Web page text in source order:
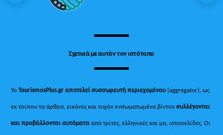
Σχετικά με αυτόν τον ιστότοπο
ΤοTourismosPlus.gr αποτελεί συσσωρευτή περιεχομένου (aggregator), ως
εκ τούτου τα άρθρα, εικόνες και τυχόν ενσωματωμένα βίντεοσυλλέγονται
και προβάλλονται αυτόματααπό τρίτες, ελληνικές και μη, ιστοσελίδες. Οι